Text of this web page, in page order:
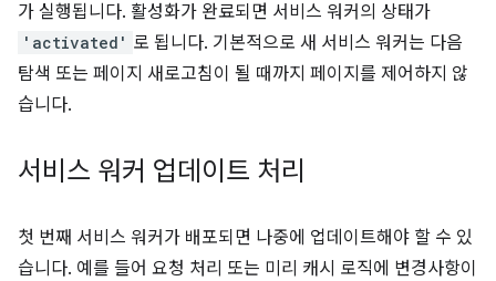
가 실행됩니다. 활성화가 완료되면 서비스 워커의 상태가
'activated' 로 됩니다. 기본적으로 새 서비스 워커는 다음
탐색 또는 페이지 새로고침이 될 때까지 페이지를 제어하지 않
습니다.
서비스 워커 업데이트 처리
첫 번째 서비스 워커가 배포되면 나중에 업데이트해야 할 수 있
습니다. 예를 들어 요청 처리 또는 미리 캐시 로직에 변경사항이